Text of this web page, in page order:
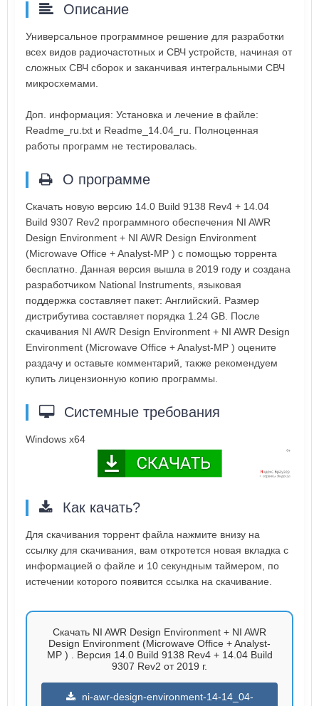
Описание
Универсальное программное решение для разработки
всех видов радиочастотных и СВЧ устройств, начиная от
сложных СВЧ сборок и заканчивая интегральными СВЧ
микросхемами.
Доп. информация: Установка и лечение в файле:
Readme_ru.txt и Readme_14.04_ru. Полноценная
работы программ не тестировалась.
О программе
Скачать новую версию 14.0 Build 9138 Rev4 + 14.04
Build 9307 Rev2 программного обеспечения NI AWR
Design Environment + NI AWR Design Environment
(Microwave Office + Analyst-MP ) с помощью торрента
бесплатно. Данная версия вышла в 2019 году и создана
разработчиком National Instruments, языковая
поддержка составляет пакет: Английский. Размер
дистрибутива составляет порядка 1.24 GB. После
скачивания NI AWR Design Environment + NI AWR Design
Environment (Microwave Office + Analyst-MP ) оцените
раздачу и оставьте комментарий, также рекомендуем
купить лицензионную копию программы.
Системные требования
Windows x64
Как качать?
Для скачивания торрент файла нажмите внизу на
ссылку для скачивания, вам откротется новая вкладка с
информацией о файле и 10 секундным таймером, по
истечении которого появится ссылка на скачивание.
Скачать NI AWR Design Environment + NI AWR
Design Environment (Microwave Office + Analyst-
MP ) . Версия 14.0 Build 9138 Rev4 + 14.04 Build
9307 Rev2 от 2019 г.
ni-awr-design-environment-14-14_04-